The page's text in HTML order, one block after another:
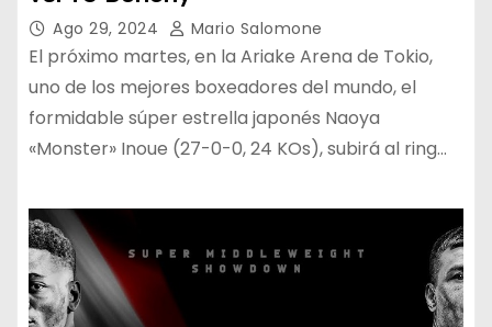
Ago 29, 2024 Mario Salomone
El próximo martes, en la Ariake Arena de Tokio,
uno de los mejores boxeadores del mundo, el
formidable súper estrella japonés Naoya
«Monster» Inoue (27-0-0, 24 KOs), subirá al ring…